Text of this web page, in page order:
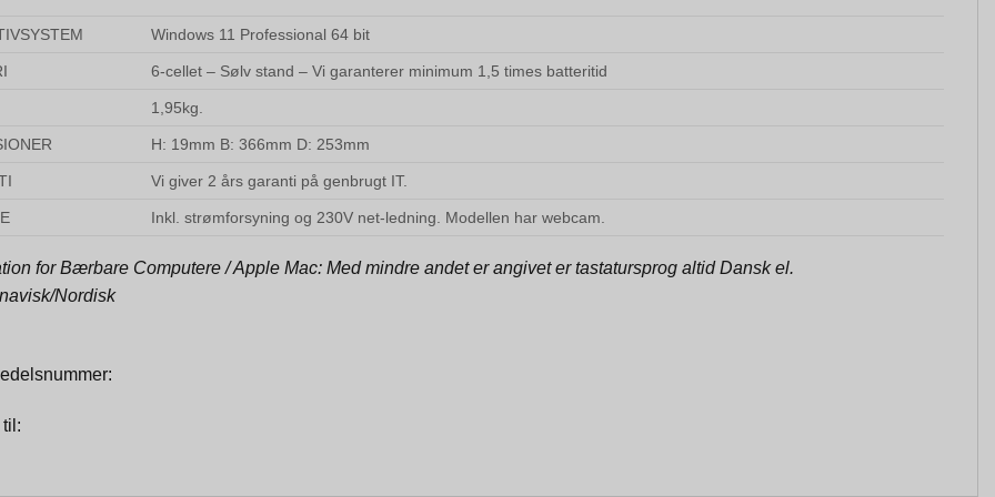
Windows 11 Professional 64 bit
6-cellet – Sølv stand – Vi garanterer minimum 1,5 times batteritid
1,95kg.
H: 19mm B: 366mm D: 253mm
Vi giver 2 års garanti på genbrugt IT.
Inkl. strømforsyning og 230V net-ledning. Modellen har webcam.
for Bærbare Computere / Apple Mac: Med mindre andet er angivet er tastatursprog altid Dansk el.
Nordisk